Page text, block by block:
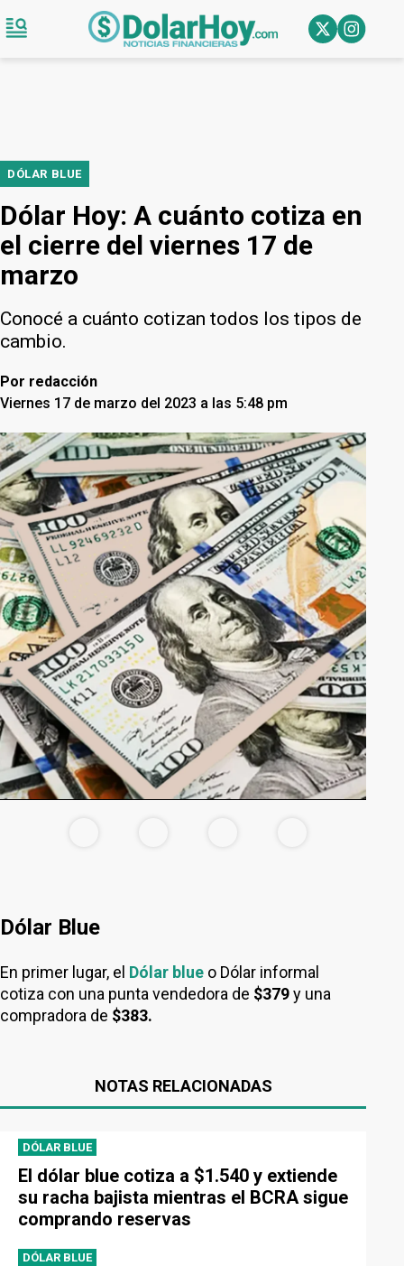
DÓLAR BLUE
Dólar Hoy: A cuánto cotiza en
el cierre del viernes 17 de
marzo
Conocé a cuánto cotizan todos los tipos de
cambio.
Por redacción
Viernes 17 de marzo del 2023 a las 5:48 pm
Dólar Blue
En primer lugar, el Dólar blue o Dólar informal
cotiza con una punta vendedora de $379y una
compradora de $383.
NOTAS RELACIONADAS
DÓLAR BLUE
El dólar blue cotiza a $1.540 y extiende
su racha bajista mientras el BCRA sigue
comprando reservas
DÓLAR BLUE